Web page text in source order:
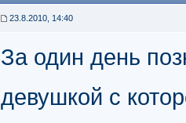
23.8.2010, 14:40
За один день
девушкой с